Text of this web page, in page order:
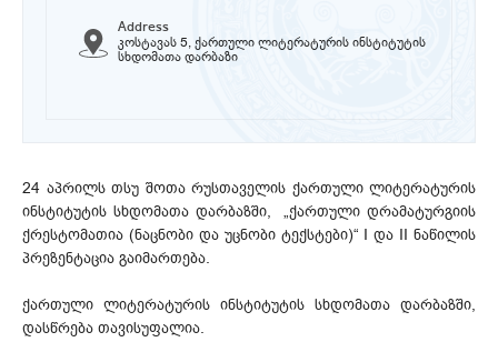
Address
კოსტავას 5, ქართული ლიტერატურის ინსტიტუტის
სხდომათა დარბაზი
24 აპრილს თსუ შოთა რუსთაველის ქართული ლიტერატურის
ინსტიტუტის სხდომათა დარბაზში, „ქართული დრამატურგიის
ქრესტომათია (ნაცნობი და უცნობი ტექსტები)“ I და II ნაწილის
პრეზენტაცია გაიმართება.
ქართული ლიტერატურის ინსტიტუტის სხდომათა დარბაზში,
დასწრება თავისუფალია.